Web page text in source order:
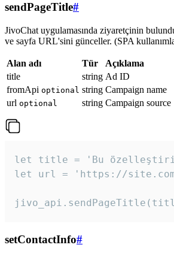
sendPageTitle#
JivoChat uygulamasında ziyaretçinin
ve sayfa URL'sini günceller. (SPA
Alan adı Tür
Açıklama
title
string Ad ID
fromApi optional string Campaign name
url optional string Campaign source
let title = 'Bu
let url = 'https://site.com/
setContactInfo#